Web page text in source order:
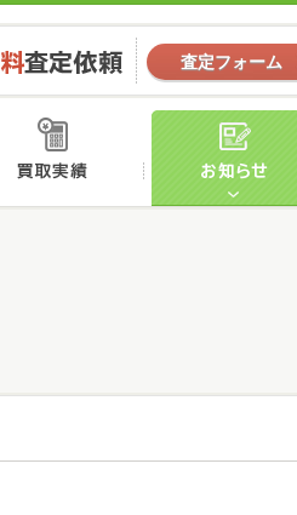
無料査定依頼
査定フォーム
店舗案内 買取実績